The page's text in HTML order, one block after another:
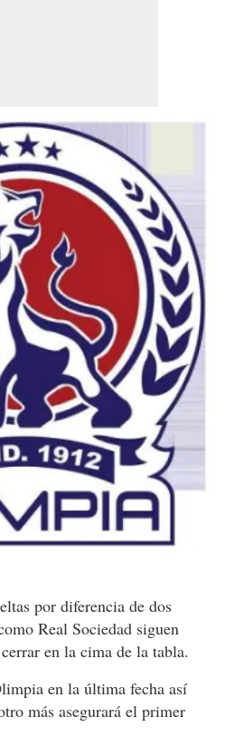
por diferencia de dos
Real Sociedad siguen
en la cima de la tabla.
en la última fecha así
más asegurará el primer